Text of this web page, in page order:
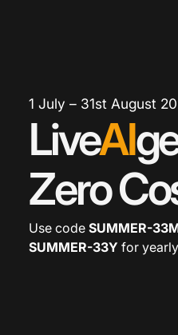
1 July – 31st August
LiveAI
Zero
Use code SUMMER-
SUMMER-33Y for